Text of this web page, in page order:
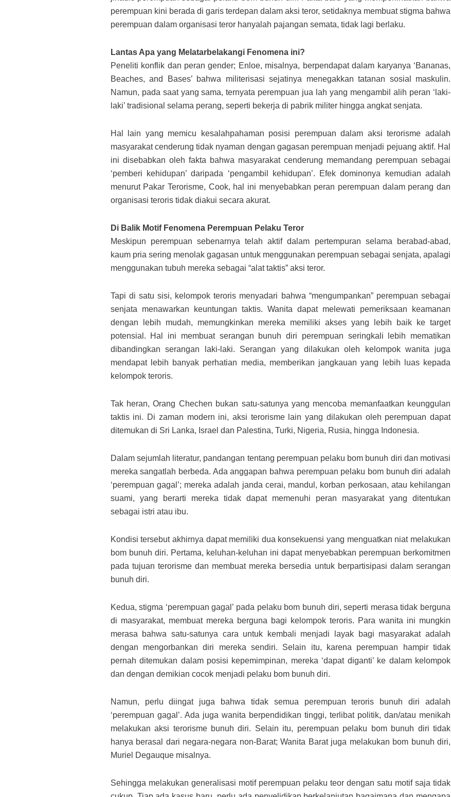
perempuan kini berada di garis terdepan dalam aksi teror, setidaknya membuat stigma bahwa
perempuan dalam organisasi teror hanyalah pajangan semata, tidak lagi berlaku.
Lantas Apa yang Melatarbelakangi Fenomena ini?
Peneliti konflik dan peran gender; Enloe, misalnya, berpendapat dalam karyanya ‘Bananas,
Beaches, and Bases’ bahwa militerisasi sejatinya menegakkan tatanan sosial maskulin.
Namun, pada saat yang sama, ternyata perempuan jua lah yang mengambil alih peran ‘laki-
laki’ tradisional selama perang, seperti bekerja di pabrik militer hingga angkat senjata.
Hal lain yang memicu kesalahpahaman posisi perempuan dalam aksi terorisme adalah
masyarakat cenderung tidak nyaman dengan gagasan perempuan menjadi pejuang aktif. Hal
ini disebabkan oleh fakta bahwa masyarakat cenderung memandang perempuan sebagai
‘pemberi kehidupan’ daripada ‘pengambil kehidupan’. Efek dominonya kemudian adalah
menurut Pakar Terorisme, Cook, hal ini menyebabkan peran perempuan dalam perang dan
organisasi teroris tidak diakui secara akurat.
Di Balik Motif Fenomena Perempuan Pelaku Teror
Meskipun perempuan sebenarnya telah aktif dalam pertempuran selama berabad-abad,
kaum pria sering menolak gagasan untuk menggunakan perempuan sebagai senjata, apalagi
menggunakan tubuh mereka sebagai “alat taktis” aksi teror.
Tapi di satu sisi, kelompok teroris menyadari bahwa “mengumpankan” perempuan sebagai
senjata menawarkan keuntungan taktis. Wanita dapat melewati pemeriksaan keamanan
dengan lebih mudah, memungkinkan mereka memiliki akses yang lebih baik ke target
potensial. Hal ini membuat serangan bunuh diri perempuan seringkali lebih mematikan
dibandingkan serangan laki-laki. Serangan yang dilakukan oleh kelompok wanita juga
mendapat lebih banyak perhatian media, memberikan jangkauan yang lebih luas kepada
kelompok teroris.
Tak heran, Orang Chechen bukan satu-satunya yang mencoba memanfaatkan keunggulan
taktis ini. Di zaman modern ini, aksi terorisme lain yang dilakukan oleh perempuan dapat
ditemukan di Sri Lanka, Israel dan Palestina, Turki, Nigeria, Rusia, hingga Indonesia.
Dalam sejumlah literatur, pandangan tentang perempuan pelaku bom bunuh diri dan motivasi
mereka sangatlah berbeda. Ada anggapan bahwa perempuan pelaku bom bunuh diri adalah
‘perempuan gagal’; mereka adalah janda cerai, mandul, korban perkosaan, atau kehilangan
suami, yang berarti mereka tidak dapat memenuhi peran masyarakat yang ditentukan
sebagai istri atau ibu.
Kondisi tersebut akhirnya dapat memiliki dua konsekuensi yang menguatkan niat melakukan
bom bunuh diri. Pertama, keluhan-keluhan ini dapat menyebabkan perempuan berkomitmen
pada tujuan terorisme dan membuat mereka bersedia untuk berpartisipasi dalam serangan
bunuh diri.
Kedua, stigma ‘perempuan gagal’ pada pelaku bom bunuh diri, seperti merasa tidak berguna
di masyarakat, membuat mereka berguna bagi kelompok teroris. Para wanita ini mungkin
merasa bahwa satu-satunya cara untuk kembali menjadi layak bagi masyarakat adalah
dengan mengorbankan diri mereka sendiri. Selain itu, karena perempuan hampir tidak
pernah ditemukan dalam posisi kepemimpinan, mereka ‘dapat diganti’ ke dalam kelompok
dan dengan demikian cocok menjadi pelaku bom bunuh diri.
Namun, perlu diingat juga bahwa tidak semua perempuan teroris bunuh diri adalah
‘perempuan gagal’. Ada juga wanita berpendidikan tinggi, terlibat politik, dan/atau menikah
melakukan aksi terorisme bunuh diri. Selain itu, perempuan pelaku bom bunuh diri tidak
hanya berasal dari negara-negara non-Barat; Wanita Barat juga melakukan bom bunuh diri,
Muriel Degauque misalnya.
Sehingga melakukan generalisasi motif perempuan pelaku teor dengan satu motif saja tidak